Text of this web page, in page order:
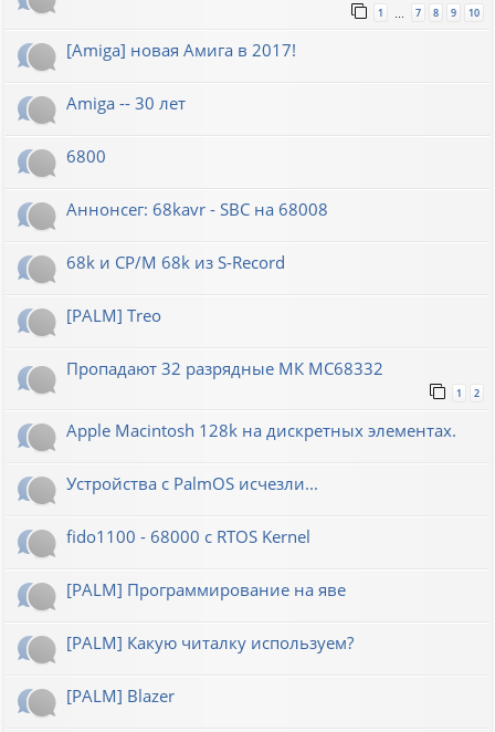
1 7 8 9 10
[Amiga] новая Амига в 2017!
Amiga -- 30 лет
6800
Аннонсег: 68kavr - SBC на 68008
68k и CP/M 68k из S-Record
[PALM] Treo
Пропадают 32 разрядные МК МС68332
1 2
Apple Macintosh 128k на дискретных элементах.
Устройства с PalmOS исчезли...
fido1100 - 68000 с RTOS Kernel
[PALM] Программирование на яве
[PALM] Какую читалку используем?
[PALM] Blazer